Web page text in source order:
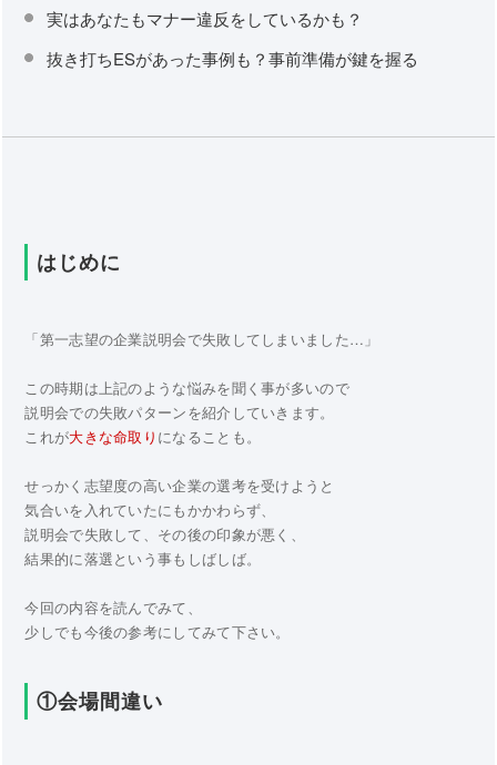
実はあなたもマナー違反をしているかも？
抜き打ちESがあった事例も？事前準備が鍵を握る
はじめに
「第一志望の企業説明会で失敗してしまいました…」
この時期は上記のような悩みを聞く事が多いので
説明会での失敗パターンを紹介していきます。
これが大きな命取り になることも。
せっかく志望度の高い企業の選考を受けようと
気合いを入れていたにもかかわらず、
説明会で失敗して、その後の印象が悪く、
結果的に落選という事もしばしば。
今回の内容を読んでみて、
少しでも今後の参考にしてみて下さい。
①会場間違い